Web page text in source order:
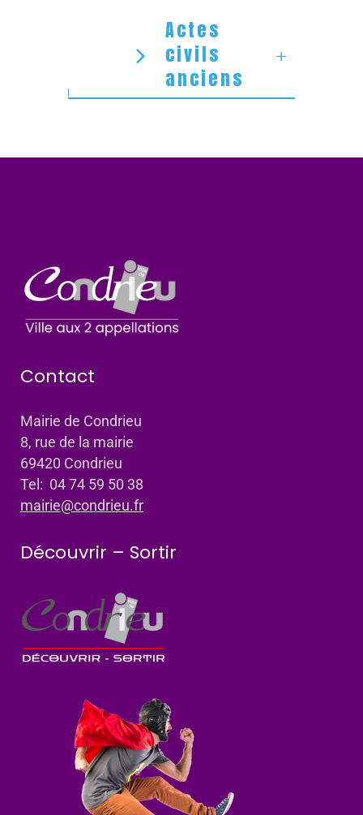
Actes
civils
anciens
Contact
Mairie de Condrieu
8, rue de la mairie
69420 Condrieu
Tel: 04 74 59 50 38
mairie@condrieu.fr
Découvrir – Sortir